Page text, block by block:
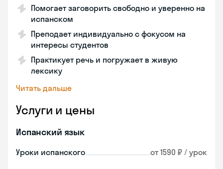
Помогает заговорить свободно и уверенно на
испанском
Преподает индивидуально с фокусом на
интересы студентов
Практикует речь и погружает в живую
лексику
Читать дальше
Услуги и цены
Испанский язык
Уроки испанского от 1590 ₽ / урок